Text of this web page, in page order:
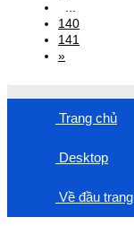
140
141
»
Trang chủ
Desktop
Về đầu trang